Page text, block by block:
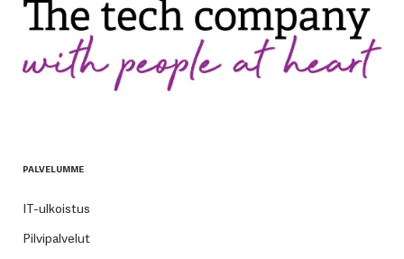
PALVELUMME
IT-ulkoistus
Pilvipalvelut